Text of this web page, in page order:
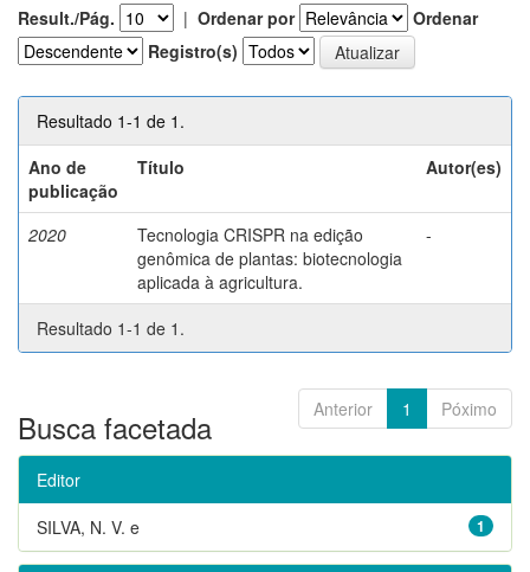
Result./Pág. | Ordenar por
Ordenar
Registro(s)
Resultado 1-1 de 1.
Ano de
publicação
Título Autor(es)
2020
Tecnologia CRISPR na edição
genômica de plantas: biotecnologia
aplicada à agricultura.
-
Resultado 1-1 de 1.
Anterior 1 Póximo
Busca facetada
Editor
1
SILVA, N. V. e